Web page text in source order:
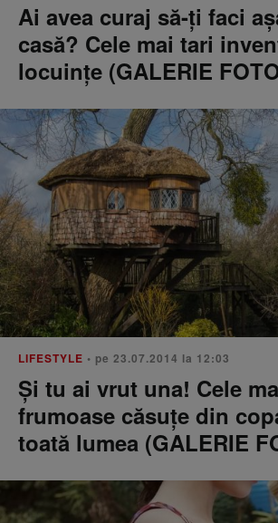
Ai avea curaj să-ți faci
casă? Cele mai tari
locuințe (GALERIE
LIFESTYLE • pe 23.07.2014 la 12:03
Și tu ai vrut una! Cele
frumoase căsuțe din
toată lumea (GALERIE